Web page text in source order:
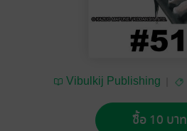
Vibulkij Publishing
ซื้อ 10 บาท